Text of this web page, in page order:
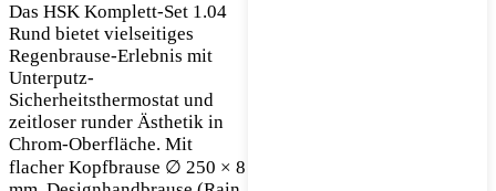
Das HSK Komplett-Set 1.04
Rund bietet vielseitiges
Regenbrause-Erlebnis mit
Unterputz-
Sicherheitsthermostat und
zeitloser runder Ästhetik in
Chrom-Oberfläche. Mit
flacher Kopfbrause ∅ 250 × 8